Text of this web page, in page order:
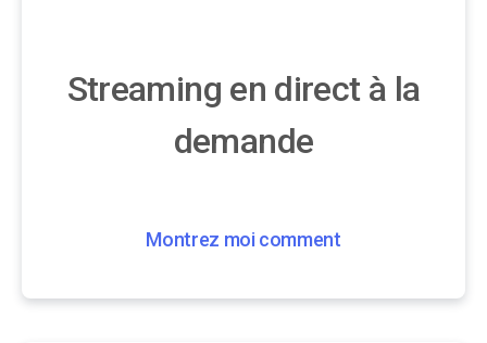
Streaming en direct à la
demande
Montrez moi comment